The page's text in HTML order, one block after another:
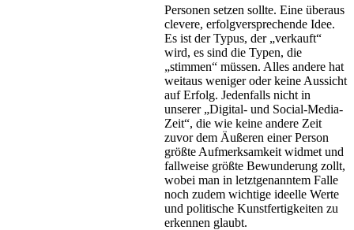
Personen setzen sollte. Eine überaus
clevere, erfolgversprechende Idee.
Es ist der Typus, der „verkauft“
wird, es sind die Typen, die
„stimmen“ müssen. Alles andere hat
weitaus weniger oder keine Aussicht
auf Erfolg. Jedenfalls nicht in
unserer „Digital- und Social-Media-
Zeit“, die wie keine andere Zeit
zuvor dem Äußeren einer Person
größte Aufmerksamkeit widmet und
fallweise größte Bewunderung zollt,
wobei man in letztgenanntem Falle
noch zudem wichtige ideelle Werte
und politische Kunstfertigkeiten zu
erkennen glaubt.